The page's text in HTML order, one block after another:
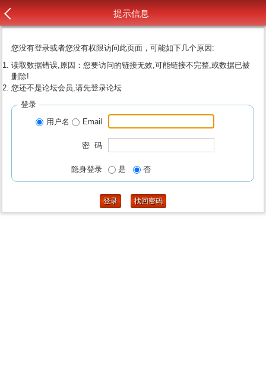
提示信息
您没有登录或者您没有权限访问此页面，可能如下几个原因:
读取数据错误,原因：您要访问的链接无效,可能链接不完整,或数据已被
删除!
您还不是论坛会员,请先登录论坛
登录
用户名
Email
密 码
隐身登录 是 否